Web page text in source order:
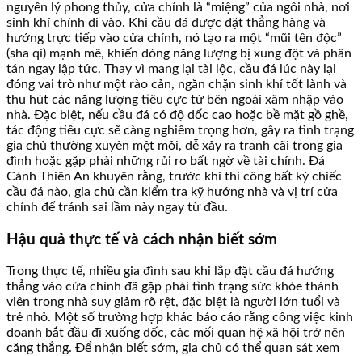
nguyên lý phong thủy, cửa chính là “miệng” của ngôi nhà, nơi
sinh khí chính đi vào. Khi cầu đá được đặt thẳng hàng và
hướng trực tiếp vào cửa chính, nó tạo ra một “mũi tên độc”
(sha qi) mạnh mẽ, khiến dòng năng lượng bị xung đột và phân
tán ngay lập tức. Thay vì mang lại tài lộc, cầu đá lúc này lại
đóng vai trò như một rào cản, ngăn chặn sinh khí tốt lành và
thu hút các năng lượng tiêu cực từ bên ngoài xâm nhập vào
nhà. Đặc biệt, nếu cầu đá có độ dốc cao hoặc bề mặt gồ ghề,
tác động tiêu cực sẽ càng nghiêm trọng hơn, gây ra tình trạng
gia chủ thường xuyên mệt mỏi, dễ xảy ra tranh cãi trong gia
đình hoặc gặp phải những rủi ro bất ngờ về tài chính. Đá
Cảnh Thiên An khuyên rằng, trước khi thi công bất kỳ chiếc
cầu đá nào, gia chủ cần kiểm tra kỹ hướng nhà và vị trí cửa
chính để tránh sai lầm này ngay từ đầu.
Hậu quả thực tế và cách nhận biết sớm
Trong thực tế, nhiều gia đình sau khi lắp đặt cầu đá hướng
thẳng vào cửa chính đã gặp phải tình trạng sức khỏe thành
viên trong nhà suy giảm rõ rệt, đặc biệt là người lớn tuổi và
trẻ nhỏ. Một số trường hợp khác báo cáo rằng công việc kinh
doanh bắt đầu đi xuống dốc, các mối quan hệ xã hội trở nên
căng thẳng. Để nhận biết sớm, gia chủ có thể quan sát xem